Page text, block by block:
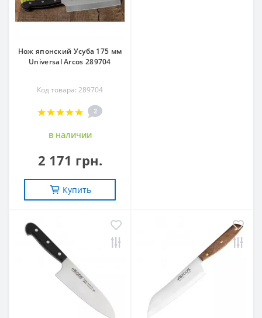
Нож японский Усуба 175 мм
Universal Arcos 289704
Код товара: 289704
2
в наличии
2 171 грн.
Купить